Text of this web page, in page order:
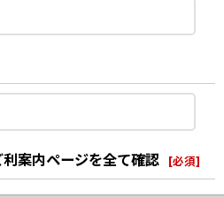
案内ページを全て確認 [必須]